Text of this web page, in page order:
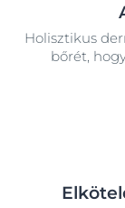
Holisztikus
bőrét,